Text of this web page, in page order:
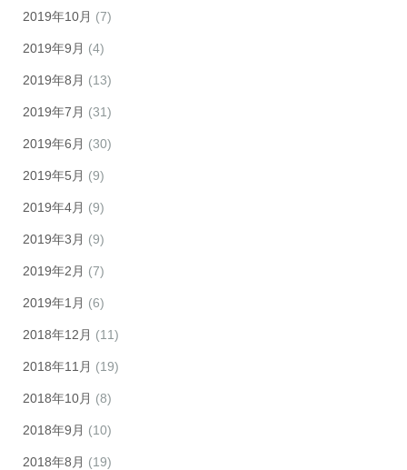
2019年10月 (7)
2019年9月 (4)
2019年8月 (13)
2019年7月 (31)
2019年6月 (30)
2019年5月 (9)
2019年4月 (9)
2019年3月 (9)
2019年2月 (7)
2019年1月 (6)
2018年12月 (11)
2018年11月 (19)
2018年10月 (8)
2018年9月 (10)
2018年8月 (19)